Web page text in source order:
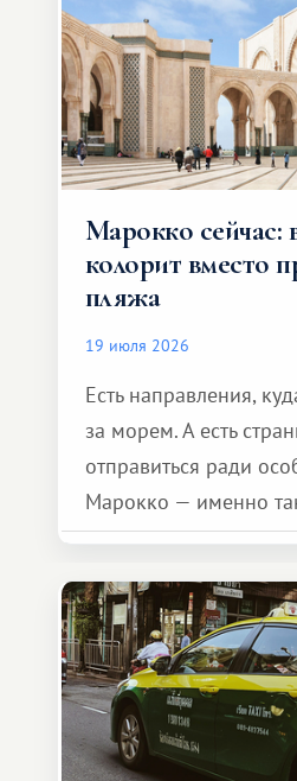
Марокко сейчас:
колорит вместо
пляжа
19 июля 2026
Есть направления,
за морем. А есть
отправиться ради
Марокко — именно